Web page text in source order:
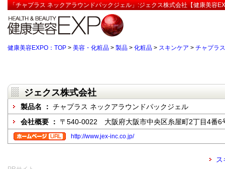
「チャプラス ネックアラウンドパックジェル」:ジェクス株式会社【健康美容
健康美容EXPO：TOP > 美容・化粧品 > 製品 > 化粧品 > スキンケア > チャプラ
ジェクス株式会社
製品名 ： チャプラス ネックアラウンドパックジェル
会社概要 ： 〒540-0022 大阪府大阪市中央区糸屋町2丁目4番6
http://www.jex-inc.co.jp/